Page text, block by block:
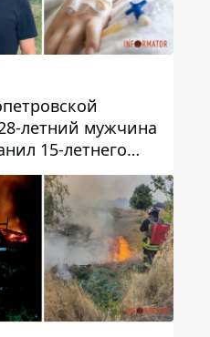
летний мужчина
15-летнего